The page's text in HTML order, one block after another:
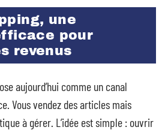
une
pour
revenus
aujourd’hui comme un canal
Vous vendez des articles mais
à gérer. L’idée est simple : ouvrir